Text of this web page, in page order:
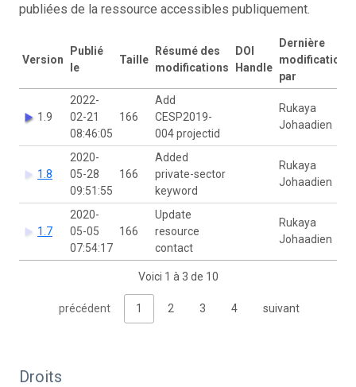
publiées de la ressource accessibles publiquement.
Version
Publié
le
Taille
Résumé des
modifications
DOI
Handle
Dernière
modification
par
1.9
2022-
02-21
08:46:05
166
Add
CESP2019-
004 projectid
Rukaya
Johaadien
1.8
2020-
05-28
09:51:55
166
Added
private-sector
keyword
Rukaya
Johaadien
1.7
2020-
05-05
07:54:17
166
Update
resource
contact
Rukaya
Johaadien
Voici 1 à 3 de 10
précédent 1 2 3 4 suivant
Droits